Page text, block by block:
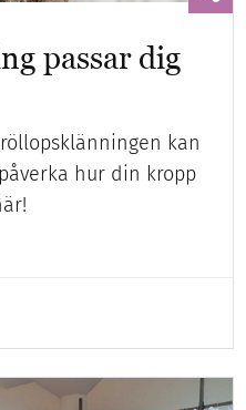
passar dig
kan
hur din kropp